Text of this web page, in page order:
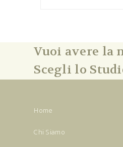
Vuoi avere la
Scegli lo
Home
Chi Siamo